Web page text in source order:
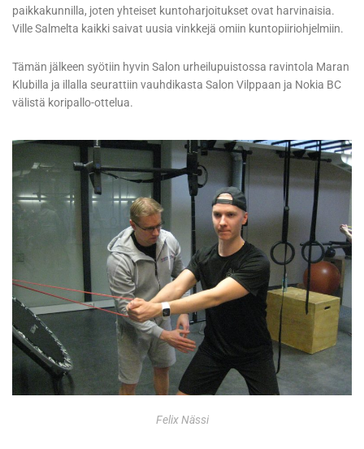
paikkakunnilla, joten yhteiset kuntoharjoitukset ovat harvinaisia.
Ville Salmelta kaikki saivat uusia vinkkejä omiin kuntopiiriohjelmiin.
Tämän jälkeen syötiin hyvin Salon urheilupuistossa ravintola Maran
Klubilla ja illalla seurattiin vauhdikasta Salon Vilppaan ja Nokia BC
välistä koripallo-ottelua.
Felix Nässi